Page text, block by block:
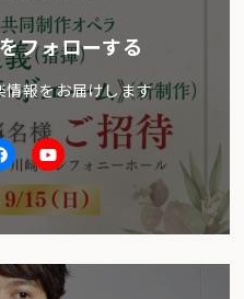
フォローする
情報をお届けします
Youtube